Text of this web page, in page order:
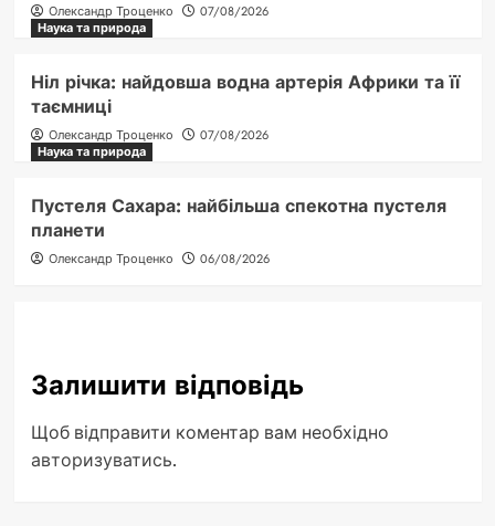
Олександр Троценко
07/08/2026
Наука та природа
Ніл річка: найдовша водна артерія Африки та її
таємниці
Олександр Троценко
07/08/2026
Наука та природа
Пустеля Сахара: найбільша спекотна пустеля
планети
Олександр Троценко 06/08/2026
Залишити відповідь
Щоб відправити коментар вам необхідно
авторизуватись.